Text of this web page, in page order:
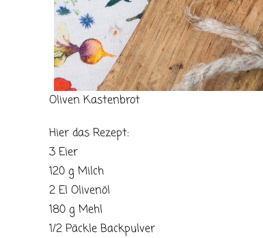
Oliven Kastenbrot
Hier das Rezept:
3 Eier
120 g Milch
2 El Olivenöl
180 g Mehl
1/2 Päckle Backpulver